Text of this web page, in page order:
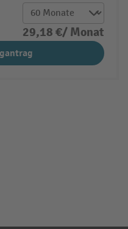
29,18 €/ Monat